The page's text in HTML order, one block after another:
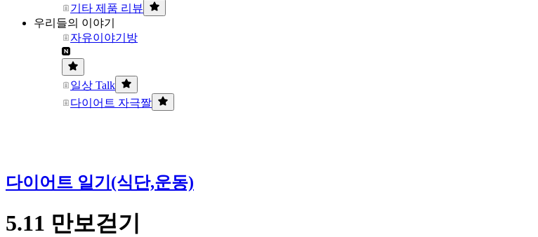
기타 제품 리뷰
우리들의 이야기
자유이야기방
일상 Talk
다이어트 자극짤
다이어트 일기(식단,운동)
5.11 만보걷기